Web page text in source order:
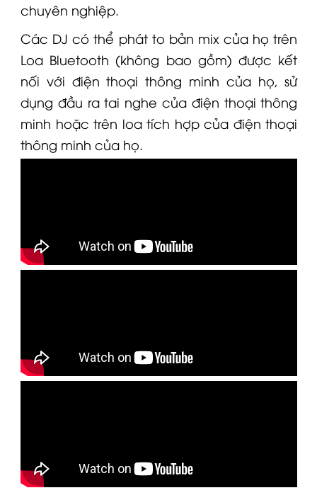
chuyên nghiệp.
Các DJ có thể phát to bản mix của họ trên
LoaBluetooth (không bao gồm) được kết
nối với điện thoại thông minh của họ, sử
dụng đầu ra tai nghe của điện thoại thông
minh hoặc trên loatích hợp của điện thoại
thông minh của họ.